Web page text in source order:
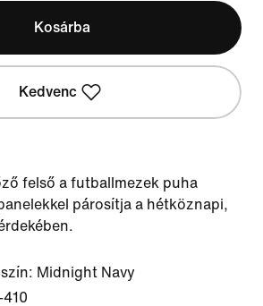
Kosárba
Kedvenc
felső a futballmezek puha
párosítja a hétköznapi,
Midnight Navy
410